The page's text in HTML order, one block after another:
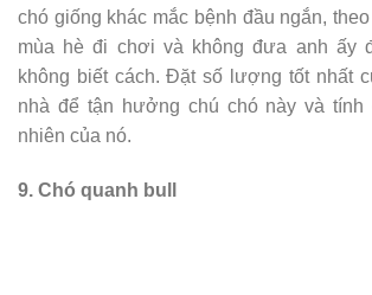
chó giống khác mắc bệnh đầu ngắn,
mùa hè đi chơi và không đưa anh ấy
không biết cách. Đặt số lượng tốt nhất
nhà để tận hưởng chú chó này và tính
nhiên của nó.
9. Chó quanh bull